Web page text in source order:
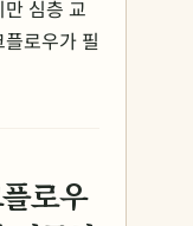
심층 교
로우가 필
로우